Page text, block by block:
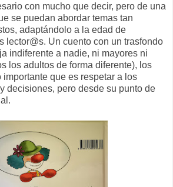
con mucho que decir, pero de una
se puedan abordar temas tan
adaptándolo a la edad de
lector@s. Un cuento con un trasfondo
indiferente a nadie, ni mayores ni
los adultos de forma diferente), los
que es respetar a los
decisiones, pero desde su punto de